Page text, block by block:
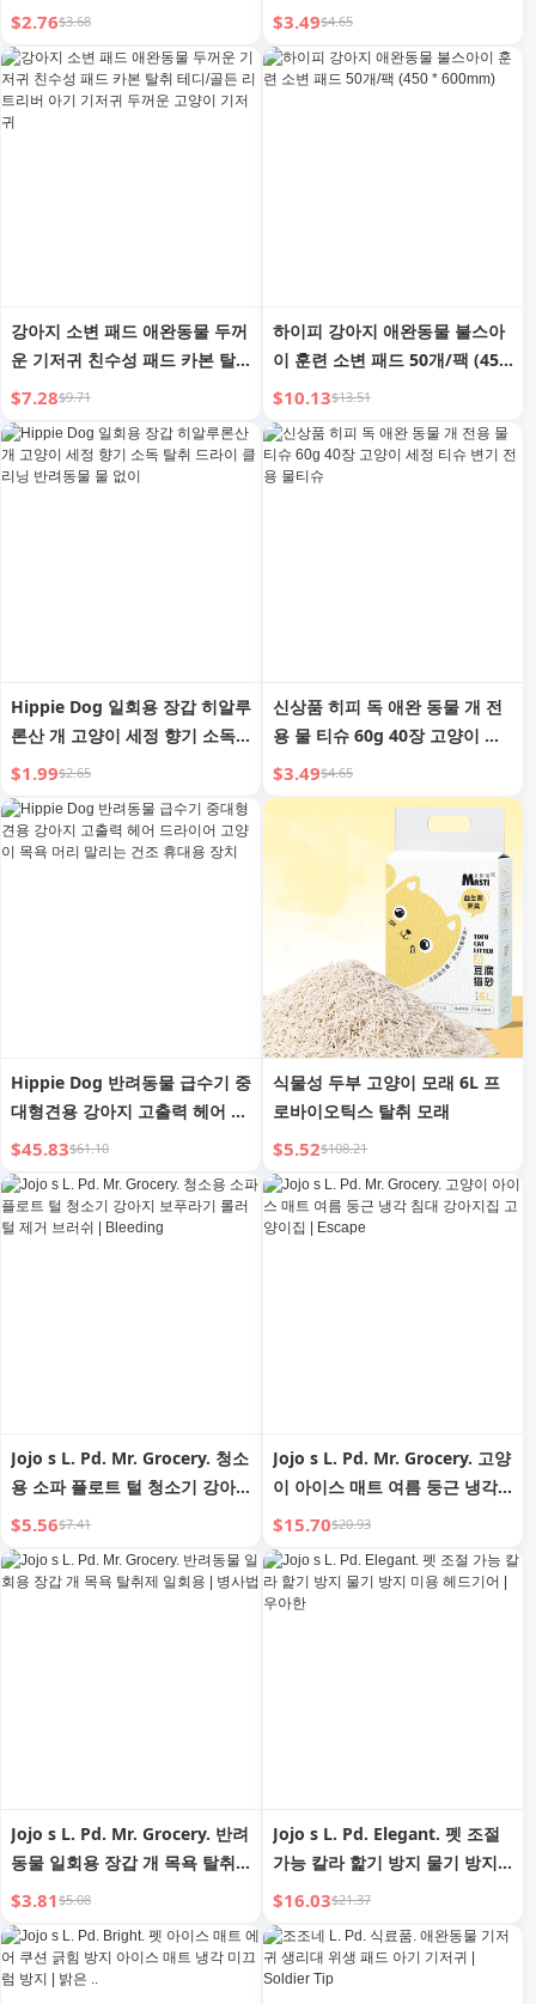
휴대용 먼지 제거 중성 환상적인
보풀 제거기
$2.76$3.68
척 물티슈 화장실 특별 습식
$3.49$4.65
강아지 소변 패드 애완동물 두꺼
운 기저귀 친수성 패드 카본 탈
취 테디/골든 리트리버 아기 기
저귀 두꺼운 고양이 기저귀
$7.28$9.71
하이피 강아지 애완동물 불스아
이 훈련 소변 패드 50개/팩 (450
* 600mm)
$10.13$13.51
Hippie Dog 일회용 장갑 히알루
론산 개 고양이 세정 향기 소독
탈취 드라이 클리닝 반려동물 물
없이
$1.99$2.65
신상품 히피 독 애완 동물 개 전
용 물 티슈 60g 40장 고양이 세
정 티슈 변기 전용 물티슈
$3.49$4.65
Hippie Dog 반려동물 급수기 중
대형견용 강아지 고출력 헤어 드
라이어 고양이 목욕 머리 말리는
건조 휴대용 장치
$45.83$61.10
식물성 두부 고양이 모래 6L 프
로바이오틱스 탈취 모래
$5.52$108.21
Jojo s L. Pd. Mr. Grocery. 청소
용 소파 플로트 털 청소기 강아
지 보푸라기 롤러 털 제거 브러
쉬 | Bleeding
$5.56$7.41
Jojo s L. Pd. Mr. Grocery. 고양
이 아이스 매트 여름 둥근 냉각
침대 강아지집 고양이집 |
Escape
$15.70$20.93
Jojo s L. Pd. Mr. Grocery. 반려
동물 일회용 장갑 개 목욕 탈취
제 일회용 | 병사법
$3.81$5.08
Jojo s L. Pd. Elegant. 펫 조절
가능 칼라 핥기 방지 물기 방지
미용 헤드기어 | 우아한
$16.03$21.37